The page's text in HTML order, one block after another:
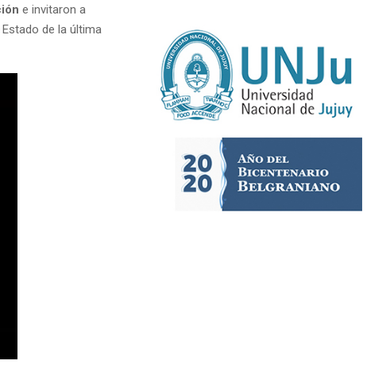
e invitaron a
de la última